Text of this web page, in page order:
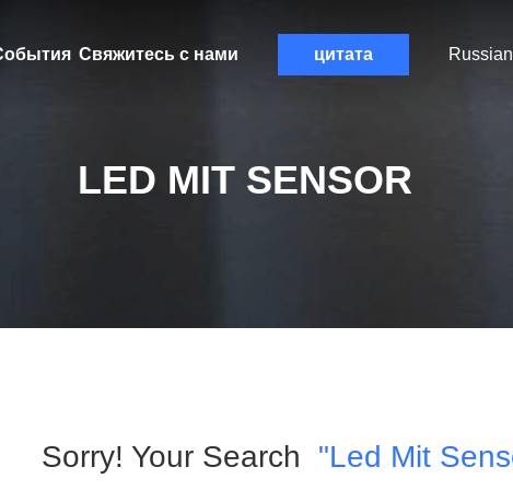
Свяжитесь с нами цитата Russian
LED MIT SENSOR
Sorry! Your Search "led Mit